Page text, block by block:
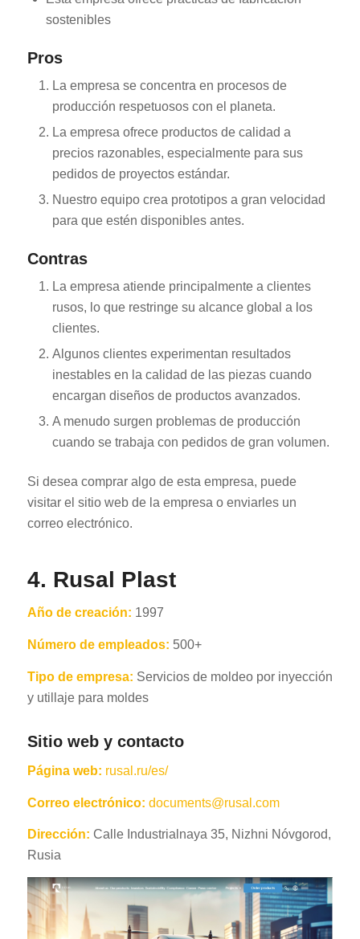
sostenibles
Pros
La empresa se concentra en procesos de
producción respetuosos con el planeta.
La empresa ofrece productos de calidad a
precios razonables, especialmente para sus
pedidos de proyectos estándar.
Nuestro equipo crea prototipos a gran velocidad
para que estén disponibles antes.
Contras
La empresa atiende principalmente a clientes
rusos, lo que restringe su alcance global a los
clientes.
Algunos clientes experimentan resultados
inestables en la calidad de las piezas cuando
encargan diseños de productos avanzados.
A menudo surgen problemas de producción
cuando se trabaja con pedidos de gran volumen.
Si desea comprar algo de esta empresa, puede
visitar el sitio web de la empresa o enviarles un
correo electrónico.
4. Rusal Plast
Año de creación: 1997
Número de empleados: 500+
Tipo de empresa: Servicios de moldeo por inyección
y utillaje para moldes
Sitio web y contacto
Página web: rusal.ru/es/
Correo electrónico: documents@rusal.com
Dirección: Calle Industrialnaya 35, Nizhni Nóvgorod,
Rusia